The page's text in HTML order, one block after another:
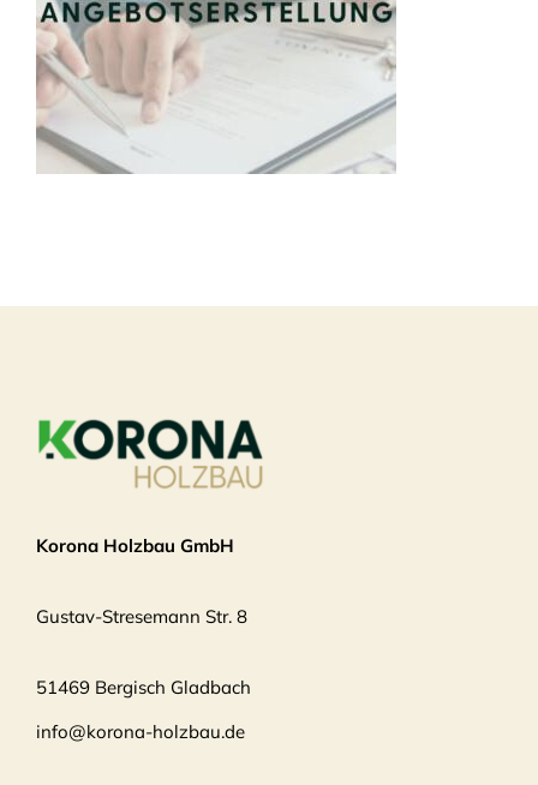
Korona Holzbau GmbH
Gustav-Stresemann Str. 8
51469 Bergisch Gladbach
info@korona-holzbau.de